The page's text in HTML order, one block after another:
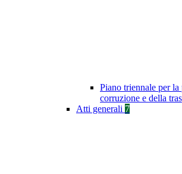
Piano triennale per
corruzione e della
Atti generali 7